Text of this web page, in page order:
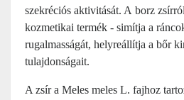
szekréciós aktivitását. A borz
kozmetikai termék - simítja a
rugalmasságát, helyreállítja a bőr
tulajdonságait.
A zsír a Meles meles L. fajhoz